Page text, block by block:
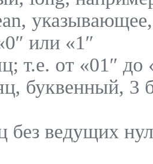
или «1″
т.е. от «01″ до
буквенный, 3
без ведущих